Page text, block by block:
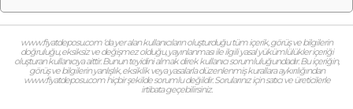
www.fiyatdeposu.com ‘da yer alan kullanıcıların oluşturduğu tüm içerik, görüş ve bilgilerin
doğruluğu, eksiksiz ve değişmez olduğu, yayınlanması ile ilgili yasal yükümlülükler içeriği
oluşturan kullanıcıya aittir. Bunun teyidini almak direk kullanıcı sorumluluğundadır. Bu içeriğin,
görüş ve bilgilerin yanlışlık, eksiklik veya yasalarla düzenlenmiş kurallara aykırılığından
www.fiyatdeposu.com hiçbir şekilde sorumlu değildir. Sorularınız için satıcı ve üreticilerle
irtibata geçebilirsiniz.